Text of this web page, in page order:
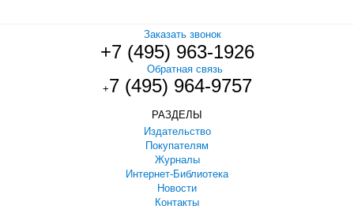
Заказать звонок
+7 (495) 963-1926
Обратная связь
+7 (495) 964-9757
РАЗДЕЛЫ
Издательство
Покупателям
Журналы
Интернет-Библиотека
Новости
Контакты